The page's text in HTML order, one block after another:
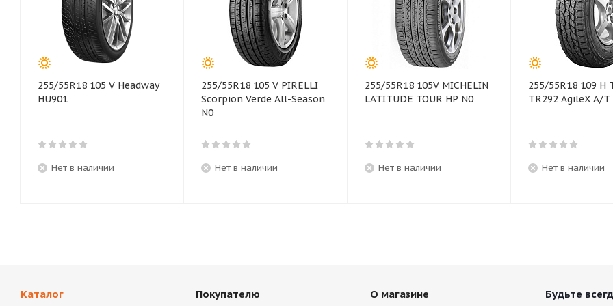
255/55R18 105 V Headway
HU901
Нет в наличии
255/55R18 105 V PIRELLI
Scorpion Verde All-Season
N0
Нет в наличии
255/55R18 105V MICHELIN
LATITUDE TOUR HP N0
Нет в наличии
255/55R18 109 H
TR292 AgileX A/T
Нет в наличии
Каталог Покупателю О магазине Будьте